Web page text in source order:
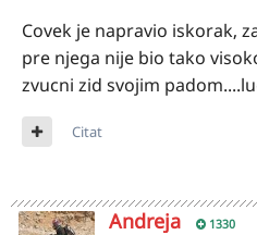
Covek je napravio iskorak,
pre njega nije bio tako
zvucni zid svojim
Citat
Andreja 1330